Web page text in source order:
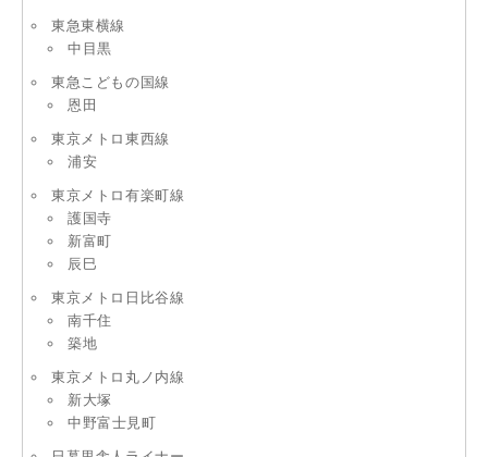
東急東横線
中目黒
東急こどもの国線
恩田
東京メトロ東西線
浦安
東京メトロ有楽町線
護国寺
新富町
辰巳
東京メトロ日比谷線
南千住
築地
東京メトロ丸ノ内線
新大塚
中野富士見町